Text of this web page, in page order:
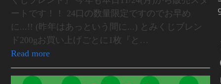
ートです！！ 24口の数量限定ですのでお早め
に...!! (昨年はあっという間に...) とみくじブレン
ド200gお買い上げごとに1枚『と…
Read more